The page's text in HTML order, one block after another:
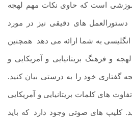
است که حاوی نکات مهم لهجه
دستورالعمل های دقیقی نیز در مورد
به شما ارائه می دهد همچنین
و فرهنگ بریتانیایی و آمریکایی و
گفتاری خود را به درستی بیان کنید.
های کلمات بریتانیایی و آمریکایی
کلیپ های صوتی وجود دارد که باید